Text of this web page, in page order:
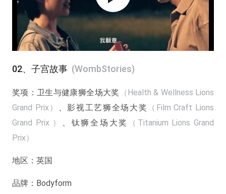
02、 子宫故事 (WombStories)
奖项： 卫生与健康狮全场大奖 （Health & Wellness Lions
Grand Prix）
、影视工艺狮全场大奖
（Film Craft Lions
Grand Prix ）
、钛狮全场大奖
（Titanium Lions Grand
Prix）
地区： 英国
品牌： Bodyform